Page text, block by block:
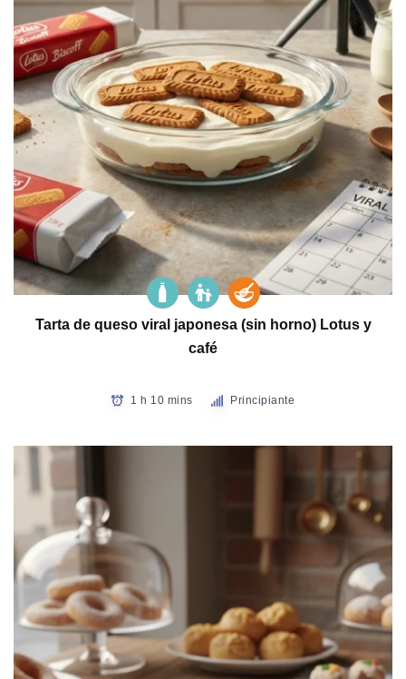
Tarta de queso viral japonesa (sin horno) Lotus y
café
1 h 10 mins Principiante